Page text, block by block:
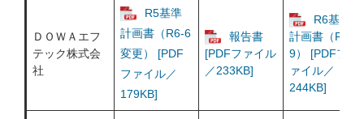
ＤＯＷＡエフ
テック株式会
社
R5基準
計画書（R6-6
変更） [PDF
ファイル／
179KB]
報告書
[PDFファイル
／233KB]
R6基準
計画書（R7-
9） [PDFフ
ァイル／
244KB]